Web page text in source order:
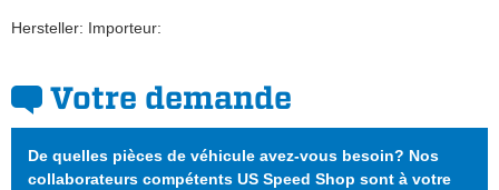
Hersteller: Importeur:
Votre demande
De quelles pièces de véhicule avez-vous besoin? Nos
collaborateurs compétents US Speed Shop sont à votre